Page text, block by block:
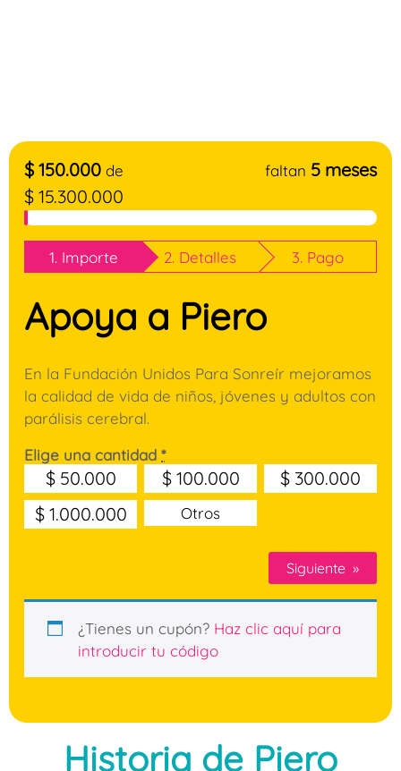
$ 150.000 de
$ 15.300.000
faltan 5 meses
1. Importe 2. Detalles 3. Pago
Apoya a Piero
En la Fundación Unidos Para Sonreír mejoramos
la calidad de vida de niños, jóvenes y adultos con
parálisis cerebral.
Elige una cantidad *
$50.000 $100.000 $ 300.000
$1.000.000 Otros
»
¿Tienes un cupón? Haz clic aquí para
introducir tu código
Historia de Piero